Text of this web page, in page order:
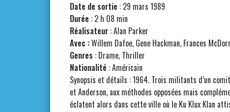
Date de sortie : 29 mars 1989
Durée : 2 h 08 min
Réalisateur : Alan Parker
Avec :Willem Dafoe, Gene Hackman, Frances
Genres : Drame, Thriller
Nationalité : Américain
Synopsis et détails : 1964. Trois militants d’un
et Anderson, aux méthodes opposées mais
éclatent alors dans cette ville où le Ku Klux Klan